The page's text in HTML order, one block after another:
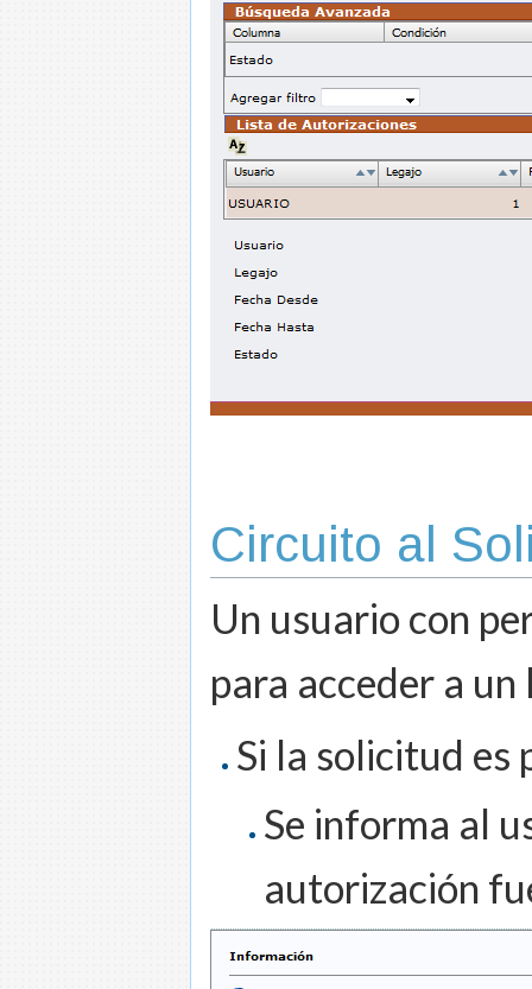
Circuito al
Un usuario con
para acceder a un
Si la solicitud es
Se informa al
autorización